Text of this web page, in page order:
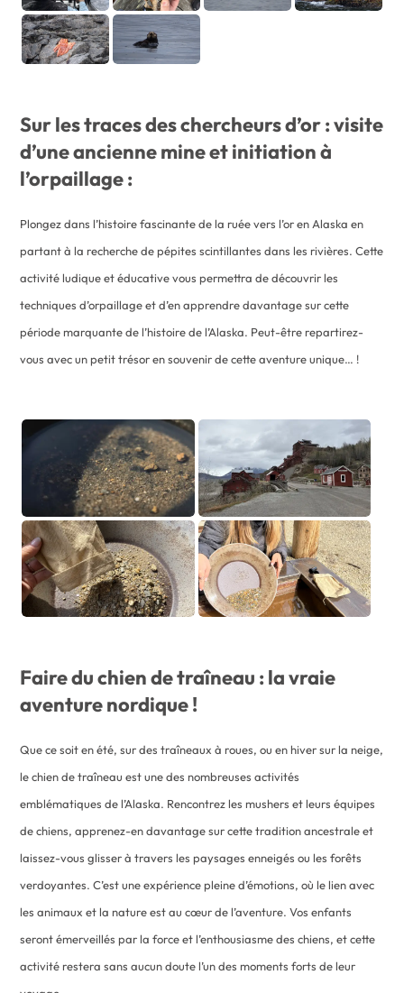
Sur les traces des chercheurs d’or : visite
d’une ancienne mine et initiation à
l’orpaillage :
Plongez dans l’histoire fascinante de la ruée vers l’or en Alaska en
partant à la recherche de pépites scintillantes dans les rivières. Cette
activité ludique et éducative vous permettra de découvrir les
techniques d’orpaillage et d’en apprendre davantage sur cette
période marquante de l’histoire de l’Alaska. Peut-être repartirez-
vous avec un petit trésor en souvenir de cette aventure unique… !
Faire du chien de traîneau : la vraie
aventure nordique !
Que ce soit en été, sur des traîneaux à roues, ou en hiver sur la neige,
le chien de traîneau est une des nombreuses activités
emblématiques de l’Alaska. Rencontrez les mushers et leurs équipes
de chiens, apprenez-en davantage sur cette tradition ancestrale et
laissez-vous glisser à travers les paysages enneigés ou les forêts
verdoyantes. C’est une expérience pleine d’émotions, où le lien avec
les animaux et la nature est au cœur de l’aventure. Vos enfants
seront émerveillés par la force et l’enthousiasme des chiens, et cette
activité restera sans aucun doute l’un des moments forts de leur